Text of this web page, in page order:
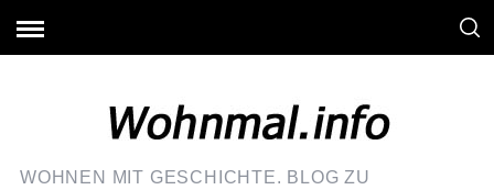
WOHNEN MIT GESCHICHTE. BLOG ZU